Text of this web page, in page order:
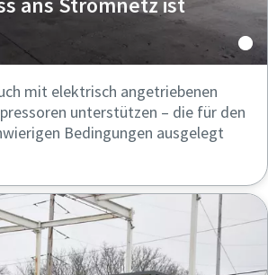
mit elektrisch angetriebenen
unterstützen – die für den
Bedingungen ausgelegt